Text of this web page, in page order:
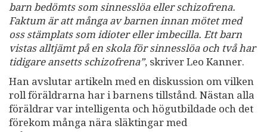
barn bedömts som sinnesslöa eller schizofrena.
Faktum är att många av barnen innan mötet med
oss stämplats som idioter eller imbecilla. Ett barn
vistas alltjämt på en skola för sinnesslöa och två har
tidigare ansetts schizofrena”, skriver Leo Kanner.
Han avslutar artikeln med en diskussion om vilken
roll föräldrarna har i barnens tillstånd. Nästan alla
föräldrar var intelligenta och högutbildade och det
förekom många nära släktingar med